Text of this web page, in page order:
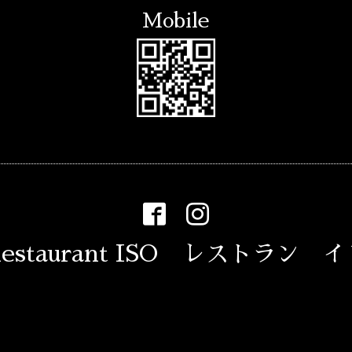
Mobile
ISO レストラン イ